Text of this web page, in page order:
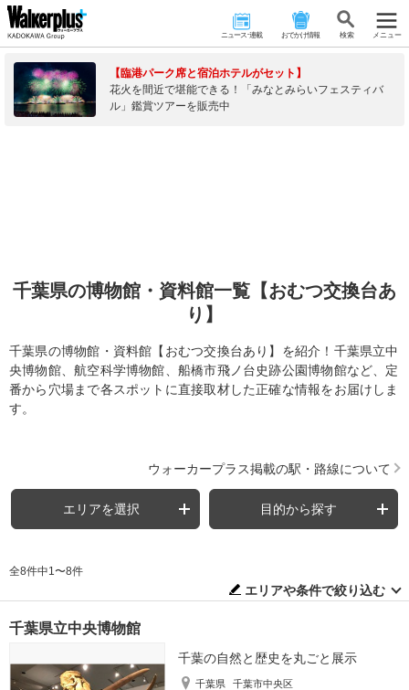
ニュース･連載 おでかけ情報 検 索 メニュー
【臨港パーク席と宿泊ホテルがセット】
花火を間近で堪能できる！「みなとみらいフェスティバ
ル」鑑賞ツアーを販売中
千葉県の博物館・資料館一覧【おむつ交換台あ
り】
千葉県の博物館・資料館【おむつ交換台あり】を紹介！千葉県立中
央博物館、航空科学博物館、船橋市飛ノ台史跡公園博物館など、定
番から穴場まで各スポットに直接取材した正確な情報をお届けしま
す。
ウォーカープラス掲載の駅・路線について
エリアを選択 目的から探す
全8件中1〜8件
エリアや条件で絞り込む
千葉県立中央博物館
千葉の自然と歴史を丸ごと展示
千葉県 千葉市中央区